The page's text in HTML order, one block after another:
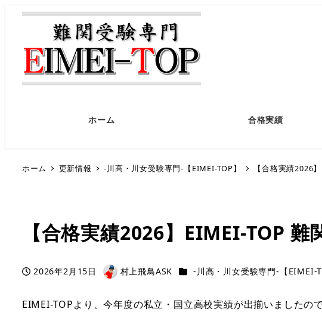
ホーム 合格実績
ホーム 更新情報 -川高・川女受験専門-【EIMEI-TOP】 【合格実績2026
【合格実績2026】EIMEI-TOP
投稿日
2026年2月15日
著
村上飛鳥ASK カテゴリー
-川高・川女受験専門-【EIMEI-
EIMEI-TOPより、今年度の私立・国立高校実績が出揃いましたの